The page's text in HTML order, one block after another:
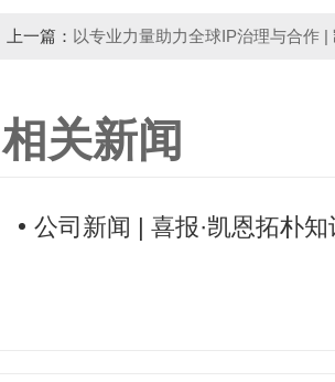
上一篇： 以专业力量助力全球IP治理与合作
相关新闻
公司新闻 | 喜报·凯恩拓朴